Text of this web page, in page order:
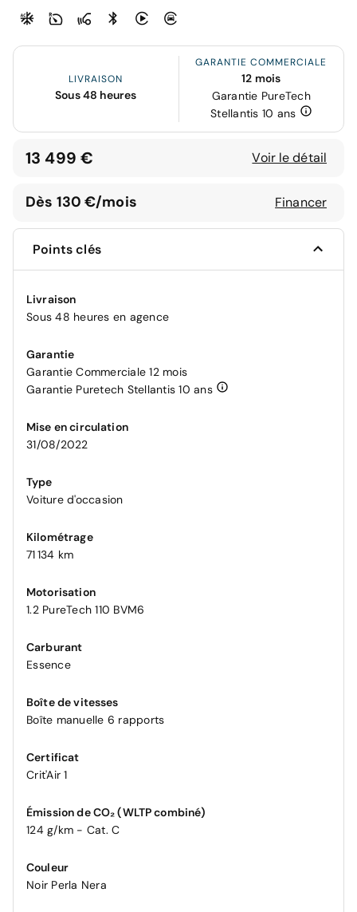
LIVRAISON
Sous 48 heures
GARANTIE COMMERCIALE
12 mois
Garantie PureTech
Stellantis 10 ans
13 499 € Voir le détail
Dès 130 €/mois Financer
Points clés
Livraison
Sous 48 heures en agence
Garantie
Garantie Commerciale 12 mois
Garantie Puretech Stellantis 10 ans
Mise en circulation
31/08/2022
Type
Voiture d'occasion
Kilométrage
71 134 km
Motorisation
1.2 PureTech 110 BVM6
Carburant
Essence
Boîte de vitesses
Boîte manuelle 6 rapports
Certificat
Crit'Air 1
Émission de CO₂ (WLTP combiné)
124 g/km - Cat. C
Couleur
Noir Perla Nera